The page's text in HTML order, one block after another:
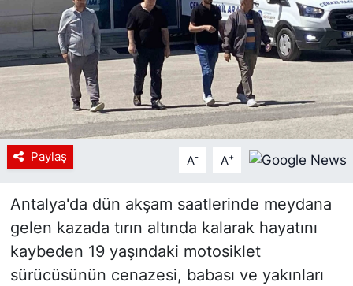
Paylaş A- A+
Antalya'da dün akşam saatlerinde meydana
gelen kazada tırın altında kalarak hayatını
kaybeden 19 yaşındaki motosiklet
sürücüsünün cenazesi, babası ve yakınları
Tanıtım